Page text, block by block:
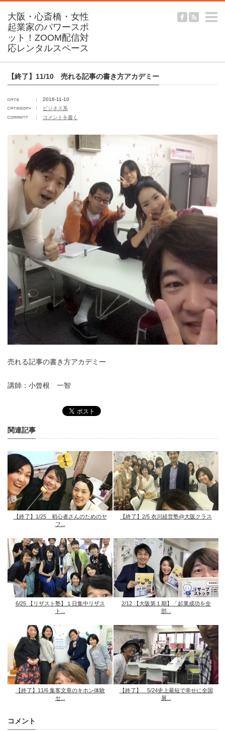
【終了】11/10 売れる記事の書き方アカデミー
2016-11-10
ビジネス系
コメントを書く
売れる記事の書き方アカデミー
講師：小曾根 一智
関連記事
【終了】1/25 初心者さんのためのヤ
フ...
【終了】2/5 衣川経営塾@大阪クラス
6/25 【リザスト塾】１日集中リザス
ト...
2/12 【大阪第１期】「起業成功を全
部...
【終了】11/6 集客文章のキホン体験
セ...
【終了】 5/24史上最短で幸せに全国
展...
コメント